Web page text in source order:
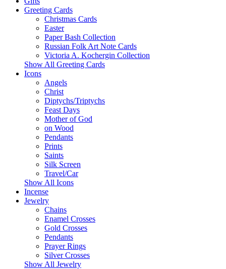
Greeting Cards
Christmas Cards
Easter
Paper Bash Collection
Russian Folk Art Note Cards
Victoria A. Kochergin Collection
Show All Greeting Cards
Icons
Angels
Christ
Diptychs/Triptychs
Feast Days
Mother of God
on Wood
Pendants
Prints
Saints
Silk Screen
Travel/Car
Show All Icons
Incense
Jewelry
Chains
Enamel Crosses
Gold Crosses
Pendants
Prayer Rings
Silver Crosses
Show All Jewelry